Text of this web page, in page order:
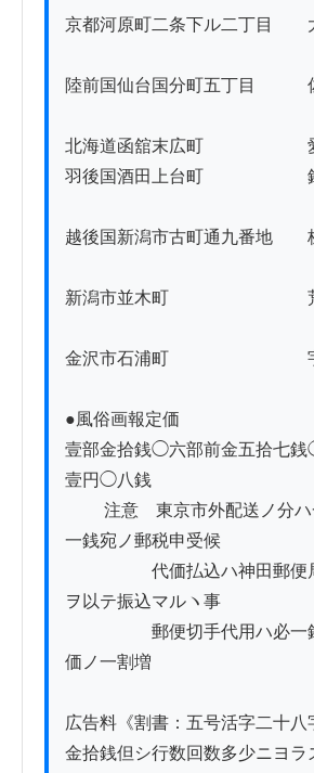
京都河原町二条下ル二丁目　　
陸前国仙台国分町五丁目　　　
北海道函舘末広町　　　　　　
羽後国酒田上台町　　　　　　
越後国新潟市古町通九番地　　
新潟市並木町　　　　　　　　
金沢市石浦町　　　　　　　　
●風俗画報定価
壹部金拾銭◯六部前金五拾七
壹円◯八銭
注意　東京市外配送ノ分ハ
一銭宛ノ郵税申受候
代価払込ハ神田郵便局
ヲ以テ振込マルヽ事
郵便切手代用ハ必一銭
価ノ一割増
広告料《割書：五号活字二十八
金拾銭但シ行数回数多少ニヨラ